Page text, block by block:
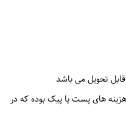
تحویل می باشد
های پست یا پیک بوده که در